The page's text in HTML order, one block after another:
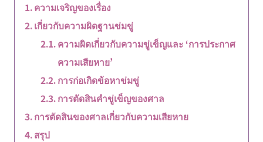
ความเจริญของเรื่อง
เกี่ยวกับความผิดฐานข่มขู่
ความผิดเกี่ยวกับความขู่เข็ญและ ‘การประกาศ
ความเสียหาย’
การก่อเกิดข้อหาข่มขู่
การตัดสินคำขู่เข็ญของศาล
การตัดสินของศาลเกี่ยวกับความเสียหาย
สรุป